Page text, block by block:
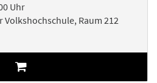
Uhr
Volkshochschule, Raum 212